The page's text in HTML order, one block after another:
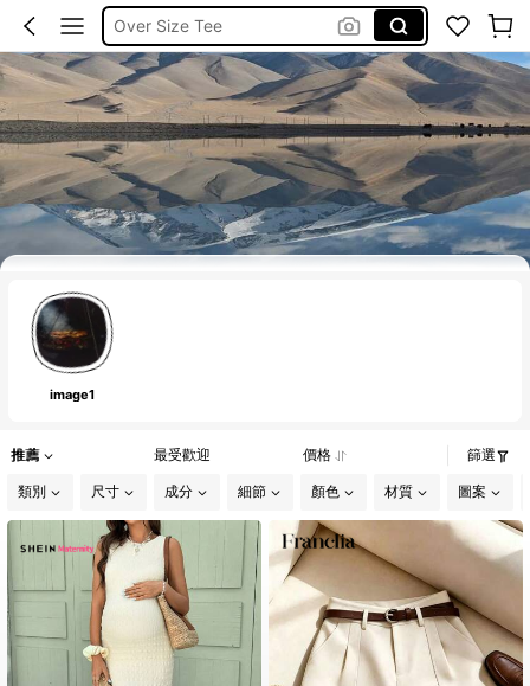
Over Size Tee
泳衣
Frenchy
Plus Size Women Tshirt
image1
推薦 最受歡迎 價格 篩選
類別 尺寸 成分 細節 顏色 材質 圖案